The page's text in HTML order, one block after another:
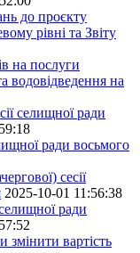
до проєкту
рівні та Звіту
на послуги
водовідведення на
селищної ради
ради восьмого
сесії
2025-10-01 11:56:38
ради
змінити вартість